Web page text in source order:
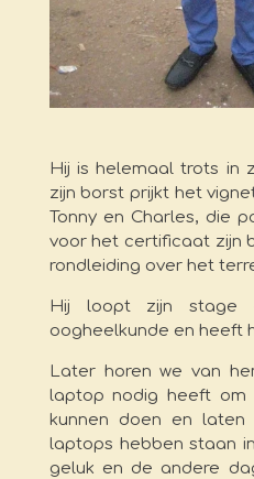
Hij is helemaal trots in
zijn borst prijkt het
Tonny en Charles, die
voor het certificaat zijn
rondleiding over het
Hij loopt zijn stage
oogheelkunde en heeft
Later horen we van
laptop nodig heeft om
kunnen doen en
laptops hebben staan
geluk en de andere